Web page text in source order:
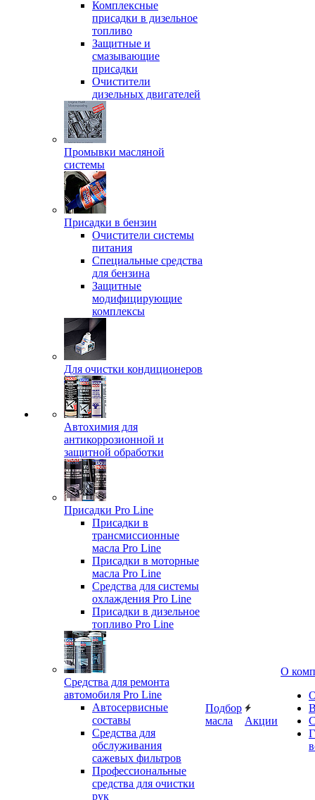
Комплексные
присадки в дизельное
топливо
Защитные и
смазывающие
присадки
Очистители
дизельных двигателей
Промывки масляной
системы
Присадки в бензин
Очистители системы
питания
Специальные срeдства
для бензина
Защитные
модифицирующие
комплексы
Для очистки кондиционеров
Автохимия для
антикоррозионной и
защитной обработки
Присадки Pro Line
Присадки в
трансмиссионные
масла Pro Line
Присадки в моторные
масла Pro Line
Средства для системы
охлаждения Pro Line
Присадки в дизельное
топливо Pro Line
Средства для ремонта
автомобиля Pro Line
Автосервисные
составы
Средства для
обслуживания
сажевых фильтров
Профессиональные
средства для очистки
рук
Подбор
масла
Акции
О